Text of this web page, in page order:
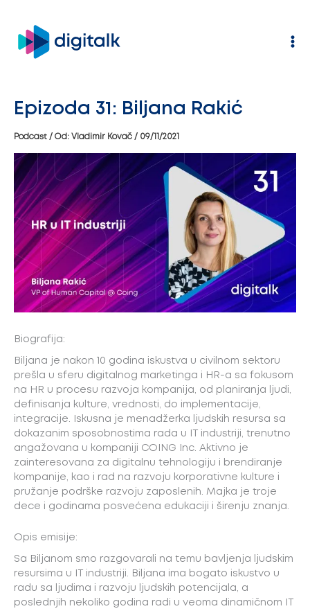
sadržaj
Epizoda 31: Biljana Rakić
Podcast / Od: Vladimir Kovač / 09/11/2021
Biografija:
Biljana je nakon 10 godina iskustva u civilnom sektoru
prešla u sferu digitalnog marketinga i HR-a sa fokusom
na HR u procesu razvoja kompanija, od planiranja ljudi,
definisanja kulture, vrednosti, do implementacije,
integracije. Iskusna je menadžerka ljudskih resursa sa
dokazanim sposobnostima rada u IT industriji, trenutno
angažovana u kompaniji COING Inc. Aktivno je
zainteresovana za digitalnu tehnologiju i brendiranje
kompanije, kao i rad na razvoju korporativne kulture i
pružanje podrške razvoju zaposlenih. Majka je troje
dece i godinama posvećena edukaciji i širenju znanja.
Opis emisije:
Sa Biljanom smo razgovarali na temu bavljenja ljudskim
resursima u IT industriji. Biljana ima bogato iskustvo u
radu sa ljudima i razvoju ljudskih potencijala, a
poslednjih nekoliko godina radi u veoma dinamičnom IT